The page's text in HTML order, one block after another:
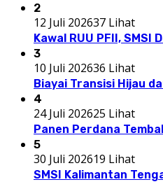
2
12 Juli 202637 Lihat
Kawal RUU PFII,
3
10 Juli 202636 Lihat
Biayai Transisi Hijau
4
24 Juli 202625 Lihat
Panen Perdana
5
30 Juli 202619 Lihat
SMSI Kalimantan